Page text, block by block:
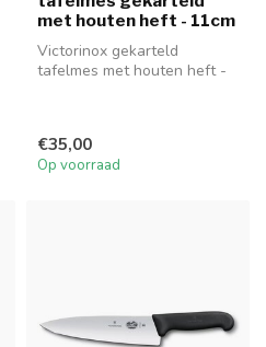
met houten heft - 11cm
Victorinox gekarteld
tafelmes met houten heft -
€35,00
Op voorraad